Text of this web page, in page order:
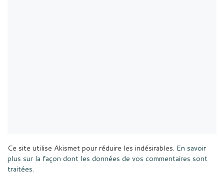
Ce site utilise Akismet pour réduire les indésirables. En savoir
plus sur la façon dont les données de vos commentaires sont
traitées.